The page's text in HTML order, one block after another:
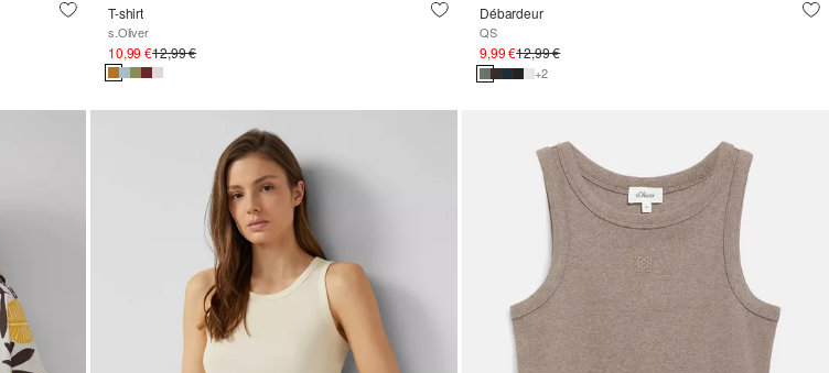
T-shirt
s.Oliver
10,99 €12,99 €
Débardeur
QS
9,99 €12,99 €
+2